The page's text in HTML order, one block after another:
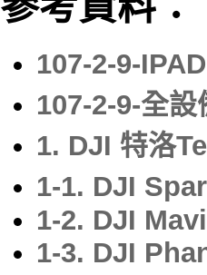
107-2-9-
107-2-9-全設
1. DJI 特洛
1-1. DJI
1-2. DJI
1-3. DJI